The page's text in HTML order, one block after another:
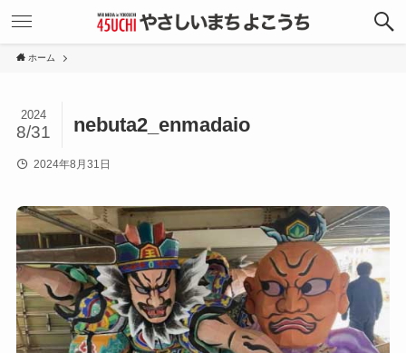
ホーム
nebuta2_enmadaio
2024
8/31
2024年8月31日